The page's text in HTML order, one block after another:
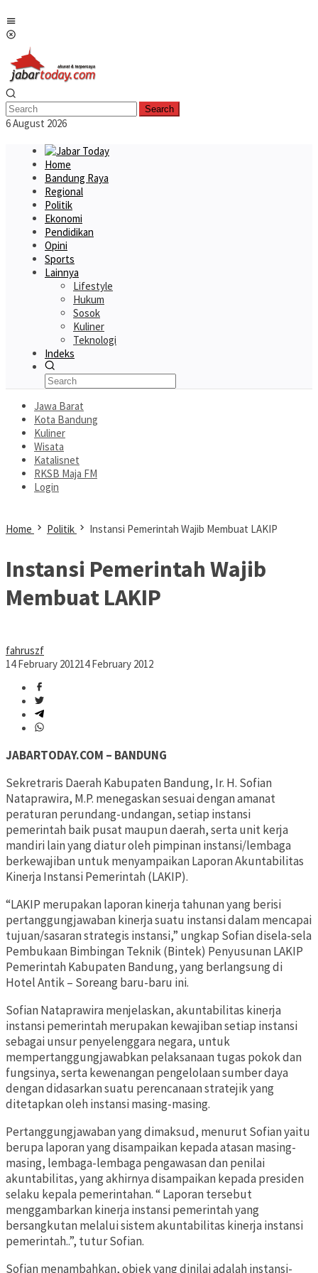
to
content
Search
6 August 2026
Home
Bandung Raya
Regional
Politik
Ekonomi
Pendidikan
Opini
Sports
Lainnya
Lifestyle
Hukum
Sosok
Kuliner
Teknologi
Indeks
Jawa Barat
Kota Bandung
Kuliner
Wisata
Katalisnet
RKSB Maja FM
Login
Home Politik Instansi Pemerintah Wajib Membuat LAKIP
Instansi Pemerintah Wajib
Membuat LAKIP
fahruszf
14 February 201214 February 2012
JABARTODAY.COM – BANDUNG
Sekretraris Daerah Kabupaten Bandung, Ir. H. Sofian
Nataprawira, M.P. menegaskan sesuai dengan amanat
peraturan perundang-undangan, setiap instansi
pemerintah baik pusat maupun daerah, serta unit kerja
mandiri lain yang diatur oleh pimpinan instansi/lembaga
berkewajiban untuk menyampaikan Laporan Akuntabilitas
Kinerja Instansi Pemerintah (LAKIP).
“LAKIP merupakan laporan kinerja tahunan yang berisi
pertanggungjawaban kinerja suatu instansi dalam mencapai
tujuan/sasaran strategis instansi,” ungkap Sofian disela-sela
Pembukaan Bimbingan Teknik (Bintek) Penyusunan LAKIP
Pemerintah Kabupaten Bandung, yang berlangsung di
Hotel Antik – Soreang baru-baru ini.
Sofian Nataprawira menjelaskan, akuntabilitas kinerja
instansi pemerintah merupakan kewajiban setiap instansi
sebagai unsur penyelenggara negara, untuk
mempertanggungjawabkan pelaksanaan tugas pokok dan
fungsinya, serta kewenangan pengelolaan sumber daya
dengan didasarkan suatu perencanaan stratejik yang
ditetapkan oleh instansi masing-masing.
Pertanggungjawaban yang dimaksud, menurut Sofian yaitu
berupa laporan yang disampaikan kepada atasan masing-
masing, lembaga-lembaga pengawasan dan penilai
akuntabilitas, yang akhirnya disampaikan kepada presiden
selaku kepala pemerintahan. “ Laporan tersebut
menggambarkan kinerja instansi pemerintah yang
bersangkutan melalui sistem akuntabilitas kinerja instansi
pemerintah..”, tutur Sofian.
Sofian menambahkan, objek yang dinilai adalah instansi-